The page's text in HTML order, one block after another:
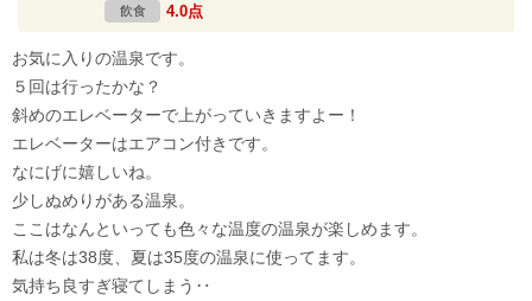
飲食 4.0点
お気に入りの温泉です。
５回は行ったかな？
斜めのエレベーターで上がっていきますよー！
エレベーターはエアコン付きです。
なにげに嬉しいね。
少しぬめりがある温泉。
ここはなんといっても色々な温度の温泉が楽しめます。
私は冬は38度、夏は35度の温泉に使ってます。
気持ち良すぎ寝てしまう‥